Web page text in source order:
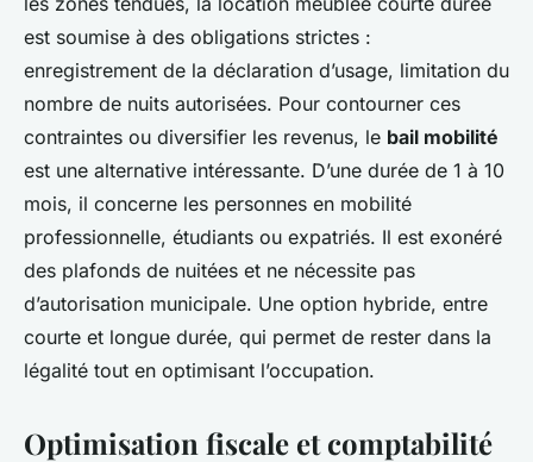
est soumise à des obligations strictes :
enregistrement de la déclaration d’usage, limitation du
nombre de nuits autorisées. Pour contourner ces
contraintes ou diversifier les revenus, le bail mobilité
est une alternative intéressante. D’une durée de 1 à 10
mois, il concerne les personnes en mobilité
professionnelle, étudiants ou expatriés. Il est exonéré
des plafonds de nuitées et ne nécessite pas
d’autorisation municipale. Une option hybride, entre
courte et longue durée, qui permet de rester dans la
légalité tout en optimisant l’occupation.
Optimisation fiscale et comptabilité